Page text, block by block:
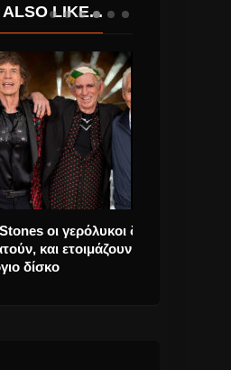
ALSO LIKE...
οι γερόλυκοι δεν
και ετοιμάζουν